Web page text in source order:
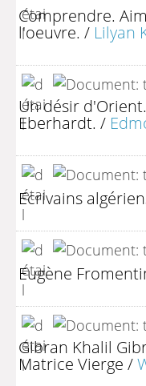
Comprendre.
l'oeuvre. / Lilyan
Un désir
Eberhardt. /
Ecrivains
Eugène
Gibran Khalil
Matrice Vierge /